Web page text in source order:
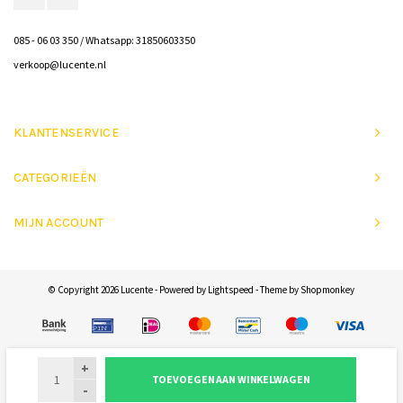
+
-
TOEVOEGEN AAN WINKELWAGEN
085 - 06 03 350 / Whatsapp: 31850603350
verkoop@lucente.nl
KLANTENSERVICE
CATEGORIEËN
MIJN ACCOUNT
© Copyright 2026 Lucente - Powered by Lightspeed - Theme by Shopmonkey